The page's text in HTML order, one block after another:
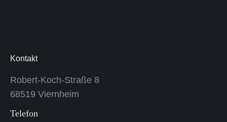
Kontakt
Robert-Koch-Straße 8
68519 Viernheim
Telefon